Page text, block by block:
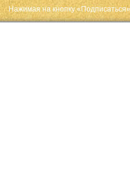
Нажимая на кнопку